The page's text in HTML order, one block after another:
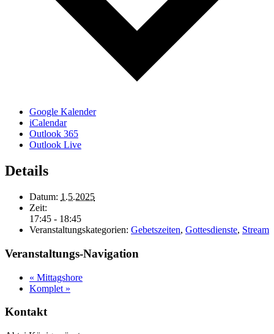
Google Kalender
iCalendar
Outlook 365
Outlook Live
Details
Datum: 1.5.2025
Zeit:
17:45 - 18:45
Veranstaltungskategorien: Gebetszeiten, Gottesdienste, Stream
Veranstaltungs-Navigation
« Mittagshore
Komplet »
Kontakt